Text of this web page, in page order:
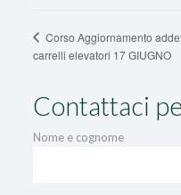
Corso Aggiornamento
carrelli elevatori 17 GIUGNO
Contattaci
Nome e cognome